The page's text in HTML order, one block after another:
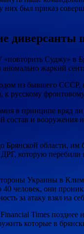
них был приказ
диверсанты
Суджу» в
аномально жаркий
из бывшего СССР,
к русскому
в принципе вряд
состав и
Брянской области,
которую
Украины в
человек, они
за атаку взял на
Times
которые в